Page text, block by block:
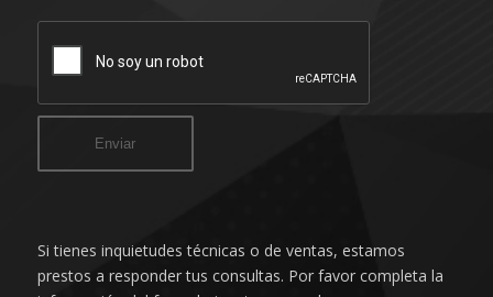
Si tienes inquietudes técnicas o de ventas, estamos
prestos a responder tus consultas. Por favor completa la